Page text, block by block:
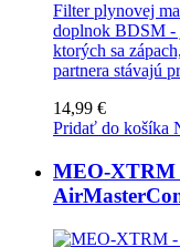
Filter plynovej
doplnok BDSM -
ktorých sa
partnera stávajú
14,99 €
Pridať do košíka
MEO-XTRM